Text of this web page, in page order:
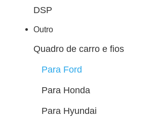
DSP
Outro
Quadro de carro e fios
Para Ford
Para Honda
Para Hyundai